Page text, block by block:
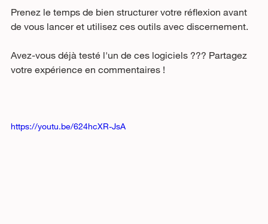
Prenez le temps de bien structurer votre réflexion avant
de vous lancer et utilisez ces outils avec discernement.
Avez-vous déjà testé l'un de ces logiciels ??? Partagez
votre expérience en commentaires !
https://youtu.be/624hcXR-JsA